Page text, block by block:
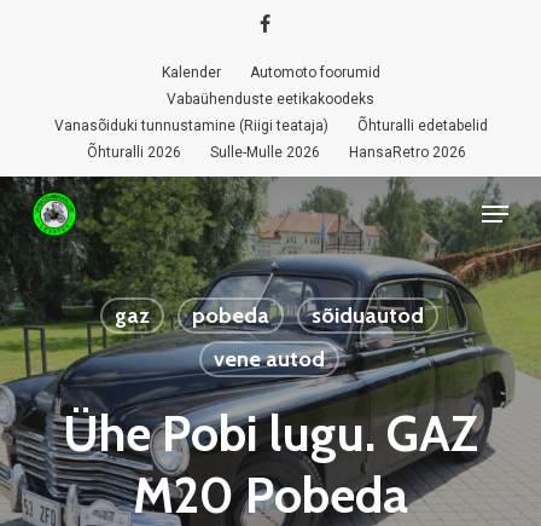
content
Kalender
Automoto foorumid
Vabaühenduste eetikakoodeks
Vanasõiduki tunnustamine (Riigi teataja)
Õhturalli edetabelid
Õhturalli 2026
Sulle-Mulle 2026 HansaRetro 2026
Menu
gaz pobeda
sõiduautod
vene autod
Ühe Pobi lugu. GAZ
M20 Pobeda
Menu